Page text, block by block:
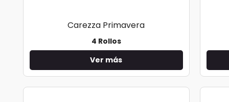
Carezza Primavera
4 Rollos
Ver más